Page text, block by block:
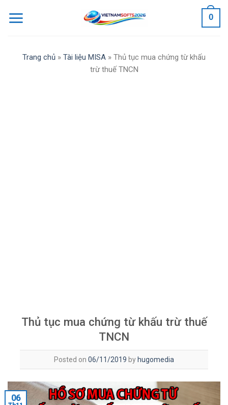
0
Trang chủ » Tài liệu MISA » Thủ tục mua chứng từ khấu
trừ thuế TNCN
Thủ tục mua chứng từ khấu trừ thuế
TNCN
Posted on 06/11/2019 by hugomedia
06